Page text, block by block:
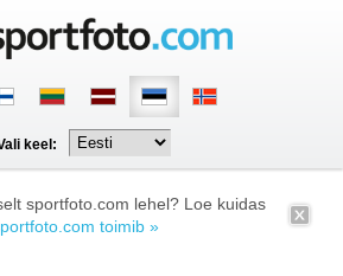
keel:
sportfoto.com lehel? Loe kuidas
toimib »